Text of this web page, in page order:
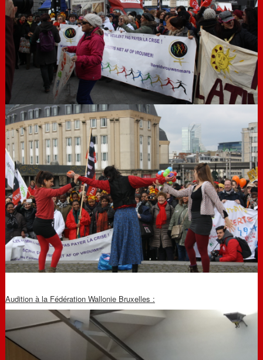
Audition à la Fédération Wallonie Bruxelles :